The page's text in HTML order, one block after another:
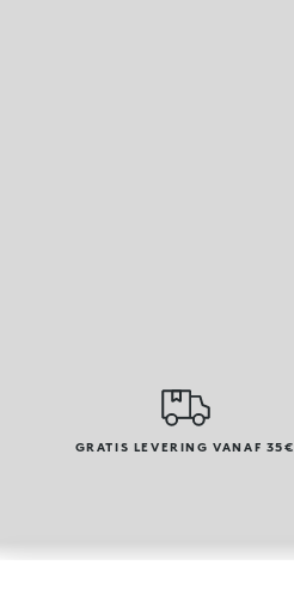
GRATIS LEVERING VANAF 35€